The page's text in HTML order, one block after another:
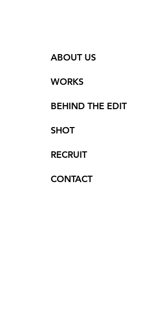
ABOUT US
WORKS
BEHIND THE EDIT
SHOT
RECRUIT
CONTACT